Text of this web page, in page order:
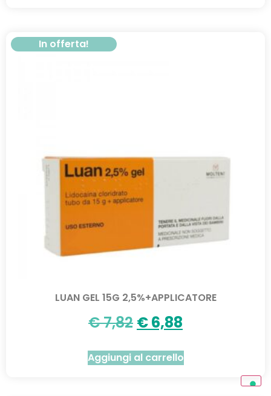
In offerta!
LUAN GEL 15G 2,5%+APPLICATORE
€7,82 €6,88
Aggiungi al carrello